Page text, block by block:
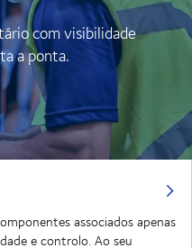
com visibilidade
a ponta.
associados apenas
e controlo. Ao seu